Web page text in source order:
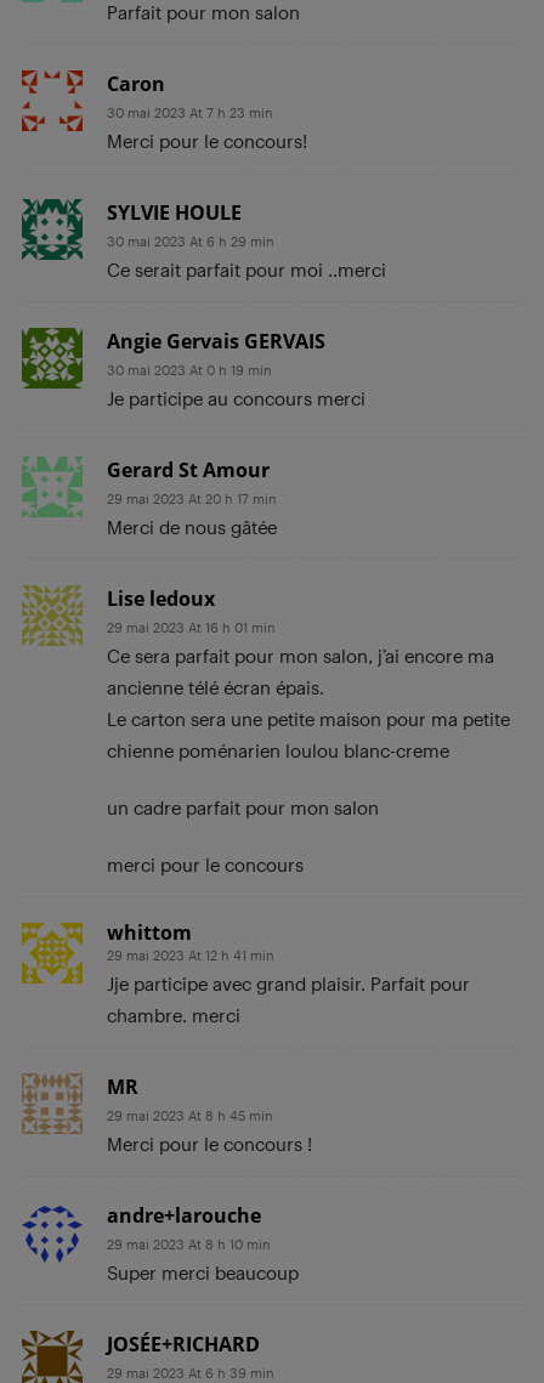
Parfait pour mon salon
Caron
30 mai 2023 At 7 h 23 min
Merci pour le concours!
SYLVIE HOULE
30 mai 2023 At 6 h 29 min
Ce serait parfait pour moi ..merci
Angie Gervais GERVAIS
30 mai 2023 At 0 h 19 min
Je participe au concours merci
Gerard St Amour
29 mai 2023 At 20 h 17 min
Merci de nous gâtée
Lise ledoux
29 mai 2023 At 16 h 01 min
Ce sera parfait pour mon salon, j’ai encore ma
ancienne télé écran épais.
Le carton sera une petite maison pour ma petite
chienne poménarien loulou blanc-creme
un cadre parfait pour mon salon
merci pour le concours
whittom
29 mai 2023 At 12 h 41 min
Jje participe avec grand plaisir. Parfait pour
chambre. merci
MR
29 mai 2023 At 8 h 45 min
Merci pour le concours !
andre+larouche
29 mai 2023 At 8 h 10 min
Super merci beaucoup
JOSÉE+RICHARD
29 mai 2023 At 6 h 39 min